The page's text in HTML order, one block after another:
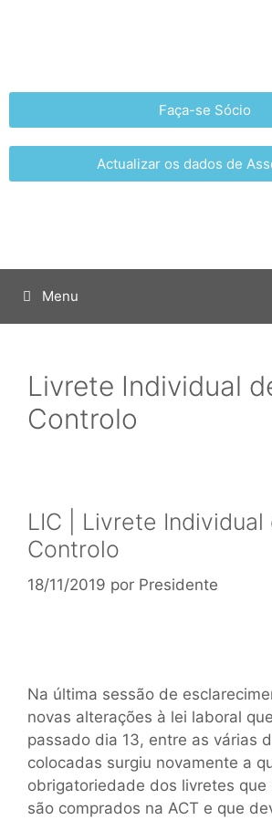
Faça-se Sócio
Actualizar os dados de
Menu
Livrete Individual
Controlo
LIC | Livrete Individual
Controlo
18/11/2019 por Presidente
Na última sessão de
novas alterações à lei laboral
passado dia 13, entre as várias
colocadas surgiu novamente a
obrigatoriedade dos livretes que
são comprados na ACT e que